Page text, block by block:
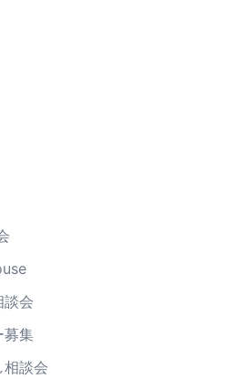
会
集
談会